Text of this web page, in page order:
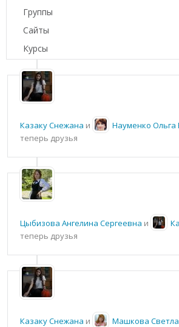
Группы
Сайты
Курсы
Казаку Снежана и
Науменко Ольга
теперь друзья
Цыбизова Ангелина Сергеевна и
теперь друзья
Казаку Снежана и
Машкова